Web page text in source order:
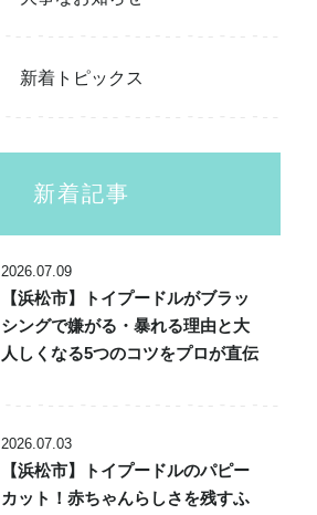
新着トピックス
新着記事
2026.07.09
【浜松市】トイプードルがブラッ
シングで嫌がる・暴れる理由と大
人しくなる5つのコツをプロが直伝
2026.07.03
【浜松市】トイプードルのパピー
カット！赤ちゃんらしさを残すふ